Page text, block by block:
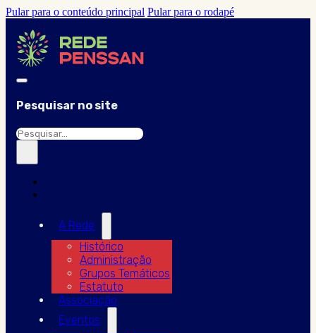
Pular para o conteúdo principal Pular para o rodapé
Pesquisar no site
Pesquisar
A Rede
Histórico
Administração
Grupos Temáticos
Estatuto
Associação
Eventos